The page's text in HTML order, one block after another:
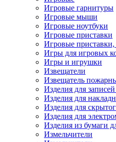
Игровые гарнитуры
Игровые мыши
Игровые ноутбуки
Игровые приставки
Игровые
Игры для игровых
Игры и игрушки
Извещатели
Извещатель
Изделия для
Изделия для
Изделия для
Изделия для
Изделия из бумаги
Измельчители